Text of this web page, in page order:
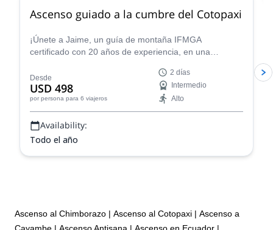
Ascenso guiado a la cumbre del Cotopaxi
¡Únete a Jaime, un guía de montaña IFMGA
certificado con 20 años de experiencia, en una
Cotopaxi, el icónico volcán de Ecuador!
Desde
USD 498
por persona para 6 viajeros
2 días
Intermedio
Alto
Availability:
Todo el año
Ascenso al Chimborazo | Ascenso al Cotopaxi | Ascenso a
Cayambe | Ascenso Antisana | Ascenso en Ecuador |